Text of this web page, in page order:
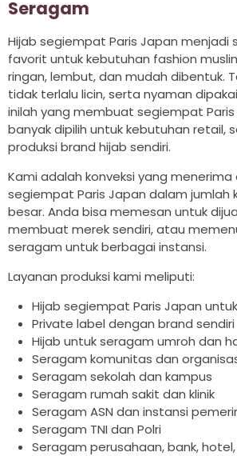
Seragam
Hijab segiempat Paris Japan menjadi
favorit untuk kebutuhan fashion
ringan, lembut, dan mudah dibentuk.
tidak terlalu licin, serta nyaman
inilah yang membuat segiempat
banyak dipilih untuk kebutuhan retail,
produksi brand hijab sendiri.
Kami adalah konveksi yang menerima
segiempat Paris Japan dalam jumlah
besar. Anda bisa memesan untuk
membuat merek sendiri, atau
seragam untuk berbagai instansi.
Layanan produksi kami meliputi:
Hijab segiempat Paris Japan
Private label dengan brand sendiri
Hijab untuk seragam umroh dan
Seragam komunitas dan
Seragam sekolah dan kampus
Seragam rumah sakit dan klinik
Seragam ASN dan instansi
Seragam TNI dan Polri
Seragam perusahaan, bank,